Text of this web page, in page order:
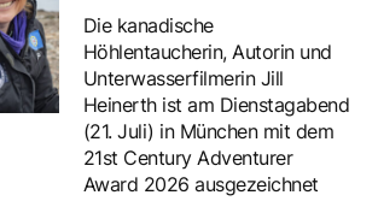
Die kanadische
Höhlentaucherin, Autorin und
Unterwasserfilmerin Jill
Heinerth ist am Dienstagabend
(21. Juli) in München mit dem
21st Century Adventurer
Award 2026 ausgezeichnet